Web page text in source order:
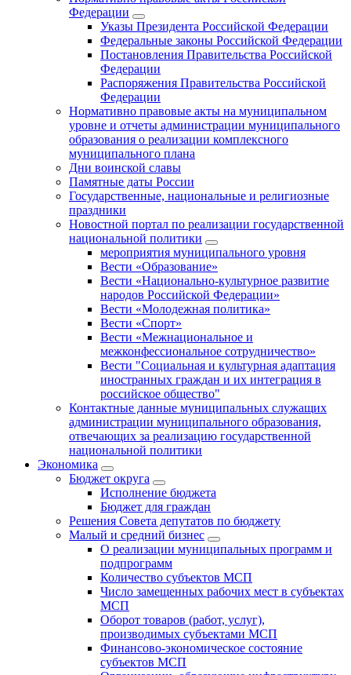
Федерации
Указы Президента Российской Федерации
Федеральные законы Российской Федерации
Постановления Правительства Российской
Федерации
Распоряжения Правительства Российской
Федерации
Нормативно правовые акты на муниципальном
уровне и отчеты администрации муниципального
образования о реализации комплексного
муниципального плана
Дни воинской славы
Памятные даты России
Государственные, национальные и религиозные
праздники
Новостной портал по реализации государственной
национальной политики
мероприятия муниципального уровня
Вести «Образование»
Вести «Национально-культурное развитие
народов Российской Федерации»
Вести «Молодежная политика»
Вести «Спорт»
Вести «Межнациональное и
межконфессиональное сотрудничество»
Вести "Социальная и культурная адаптация
иностранных граждан и их интеграция в
российское общество"
Контактные данные муниципальных служащих
администрации муниципального образования,
отвечающих за реализацию государственной
национальной политики
Экономика
Бюджет округa
Исполнение бюджета
Бюджет для граждан
Решения Совета депутатов по бюджету
Малый и средний бизнес
О реализации муниципальных программ и
подпрограмм
Количество субъектов МСП
Число замещенных рабочих мест в субъектах
МСП
Оборот товаров (работ, услуг),
производимых субъектами МСП
Финансово-экономическое состояние
субъектов МСП